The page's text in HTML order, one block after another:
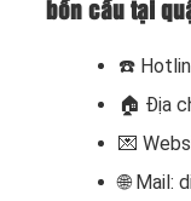
bồn cầu tại
☎️
🏠 Địa
💌
🌐 Mail: